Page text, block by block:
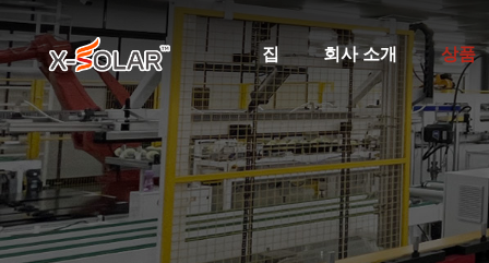
집 회사 소개 상품